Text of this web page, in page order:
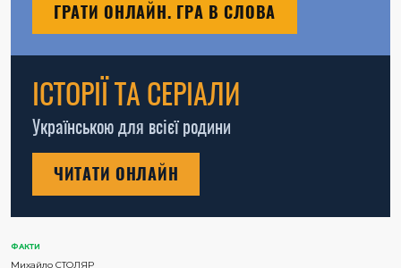
ГРАТИ ОНЛАЙН. ГРА В СЛОВА
ІСТОРІЇ ТА СЕРІАЛИ
Українською для всієї родини
ЧИТАТИ ОНЛАЙН
ФАКТИ
Михайло СТОЛЯР